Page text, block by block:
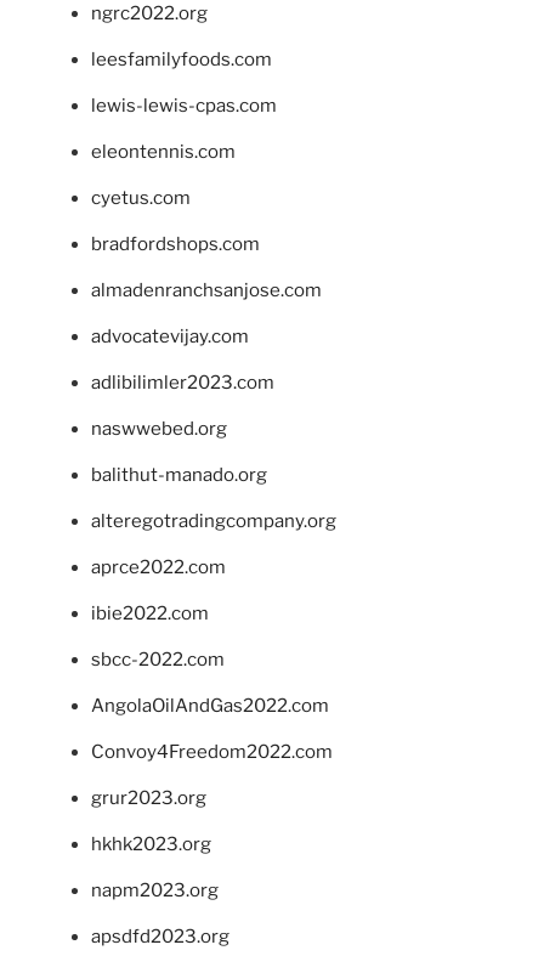
ngrc2022.org
leesfamilyfoods.com
lewis-lewis-cpas.com
eleontennis.com
cyetus.com
bradfordshops.com
almadenranchsanjose.com
advocatevijay.com
adlibilimler2023.com
naswwebed.org
balithut-manado.org
alteregotradingcompany.org
aprce2022.com
ibie2022.com
sbcc-2022.com
AngolaOilAndGas2022.com
Convoy4Freedom2022.com
grur2023.org
hkhk2023.org
napm2023.org
apsdfd2023.org